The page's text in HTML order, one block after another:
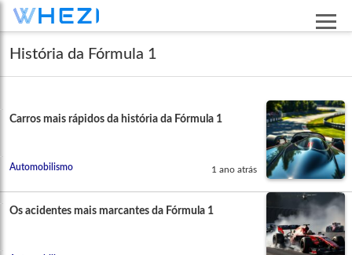
História da Fórmula 1
Carros mais rápidos da história da Fórmula 1
Automobilismo 1 ano atrás
Os acidentes mais marcantes da Fórmula 1